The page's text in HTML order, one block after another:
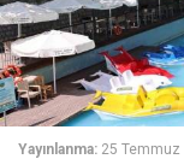
Yayınlanma: 25